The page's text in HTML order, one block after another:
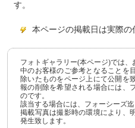
す。
本ページの掲載日は実際の
フォトギャラリー(本ページ)では
中のお客様のご参考となることを
除いたものをページ上にて公開を
報の削除を希望される場合には、
のです。
該当する場合には、フォーシーズ迄
掲載写真は撮影時の環境により、
発生致します。